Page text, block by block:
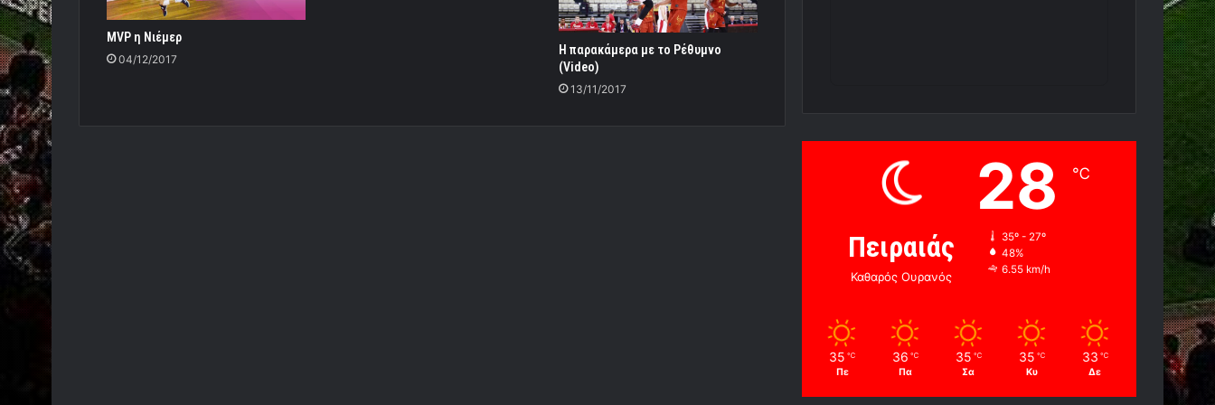
ΜVP η Νιέμερ
04/12/2017
Η παρακάμερα με το Ρέθυμνο
(Video)
13/11/2017
Πειραιάς
Καθαρός Ουρανός
28 ℃
35º - 27º
48%
6.55 km/h
35 ℃
Πε
36 ℃
Πα
35 ℃
Σα
35 ℃
Κυ
33 ℃
Δε